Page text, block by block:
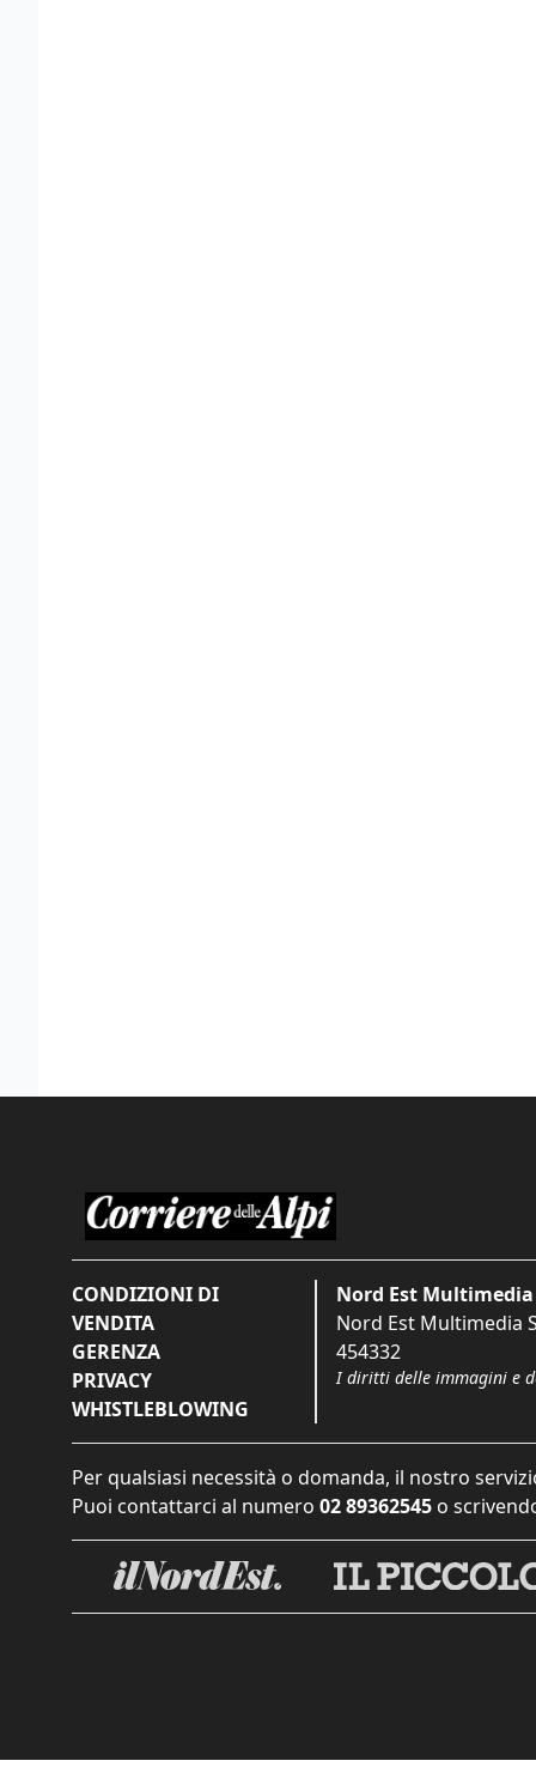
CONDIZIONI DI
VENDITA
GERENZA
PRIVACY
WHISTLEBLOWING
Nord Est Multimedia
Nord Est Multimedia
454332
I diritti delle immagini e
Per qualsiasi necessità o domanda, il nostro
Puoi contattarci al numero 02 89362545 o